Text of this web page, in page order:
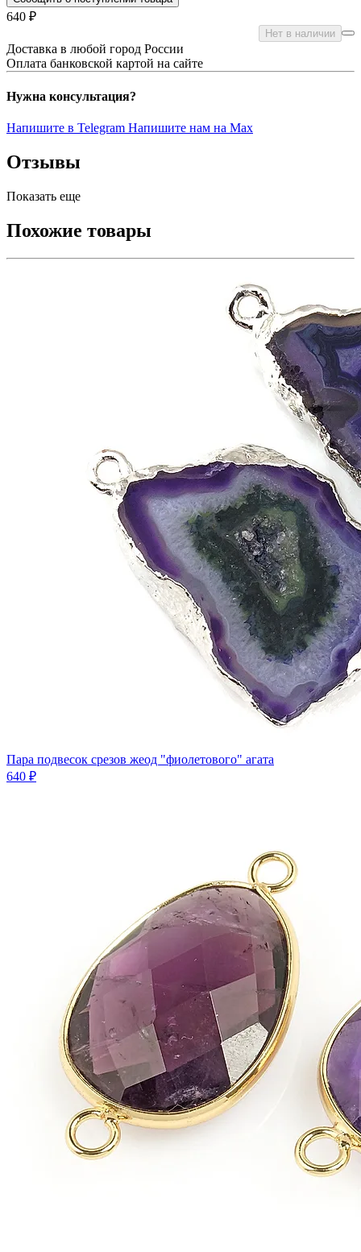
640 ₽
Нет в наличии
Доставка в любой город России
Оплата банковской картой на сайте
Нужна консультация?
Напишите в Telegram Напишите нам на Max
Отзывы
Показать еще
Похожие товары
Пара подвесок срезов жеод "фиолетового" агата
640 ₽